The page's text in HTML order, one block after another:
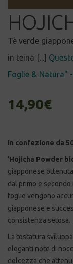
Tè verde
in teina [...]
Foglie & Natura"
14,90€
In confezione da
‘Hojicha Powder
giapponese
dal primo e
foglie vengono
giapponese e
consistenza setosa.
La tostatura
eleganti note di
dolcezza che